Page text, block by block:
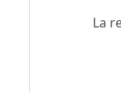
La